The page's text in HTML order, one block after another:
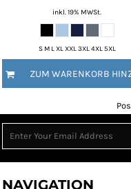
inkl. 19% MWSt.
S M L XL XXL 3XL 4XL 5XL
NAVIGATION